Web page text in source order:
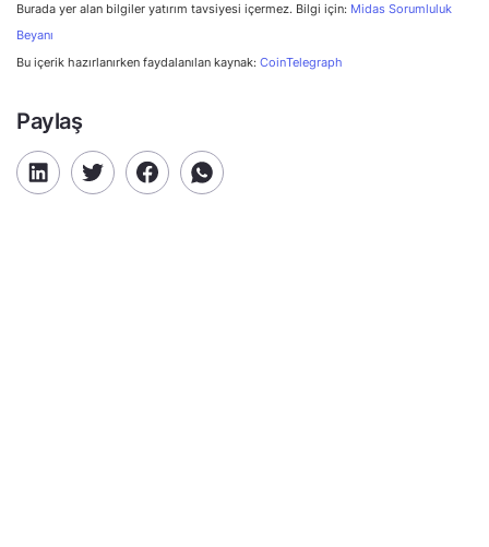
Burada yer alan bilgiler yatırım tavsiyesi içermez. Bilgi için: Midas Sorumluluk
Beyanı
Bu içerik hazırlanırken faydalanılan kaynak: CoinTelegraph
Paylaş